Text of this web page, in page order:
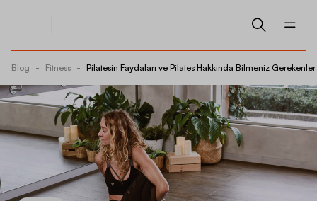
Blog - Fitness - Pilatesin Faydaları ve Pilates Hakkında Bilmeniz Gerekenler